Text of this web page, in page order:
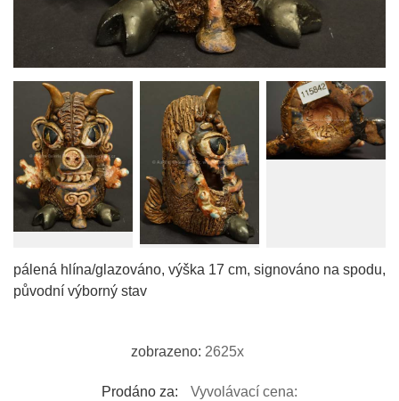
pálená hlína/glazováno, výška 17 cm, signováno na spodu,
původní výborný stav
zobrazeno: 2625x
Prodáno za: Vyvolávací cena: